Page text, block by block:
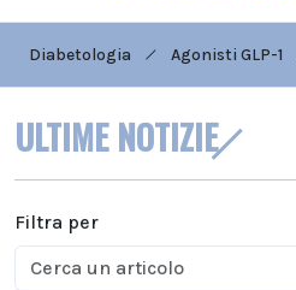
Diabetologia Agonisti GLP-1
ULTIME NOTIZIE
Filtra per